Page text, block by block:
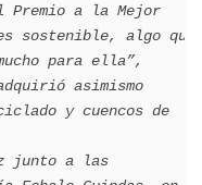
a la Mejor
sostenible, algo que
para ella”,
asimismo
y cuencos de
junto a las